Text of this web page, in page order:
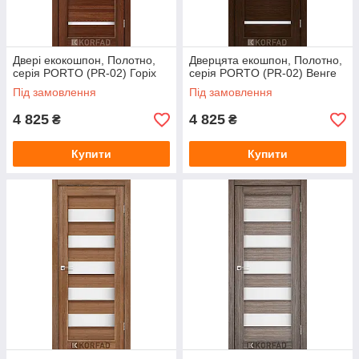
Двері екокошпон, Полотно,
серія PORTO (PR-02) Горіх
Під замовлення
4 825 ₴
Купити
Дверцята екошпон, Полотно,
серія PORTO (PR-02) Венге
Під замовлення
4 825 ₴
Купити